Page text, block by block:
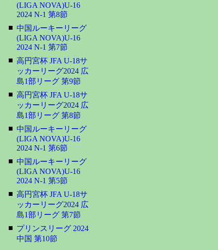
(LIGA NOVA)U-16
2024 N-1 第8節
■ 中国ルーキーリーグ
(LIGA NOVA)U-16
2024 N-1 第7節
■ 高円宮杯 JFA U-18サ
ッカーリーグ2024 広
島1部リーグ 第9節
■ 高円宮杯 JFA U-18サ
ッカーリーグ2024 広
島1部リーグ 第8節
■ 中国ルーキーリーグ
(LIGA NOVA)U-16
2024 N-1 第6節
■ 中国ルーキーリーグ
(LIGA NOVA)U-16
2024 N-1 第5節
■ 高円宮杯 JFA U-18サ
ッカーリーグ2024 広
島1部リーグ 第7節
■ プリンスリーグ 2024
中国 第10節